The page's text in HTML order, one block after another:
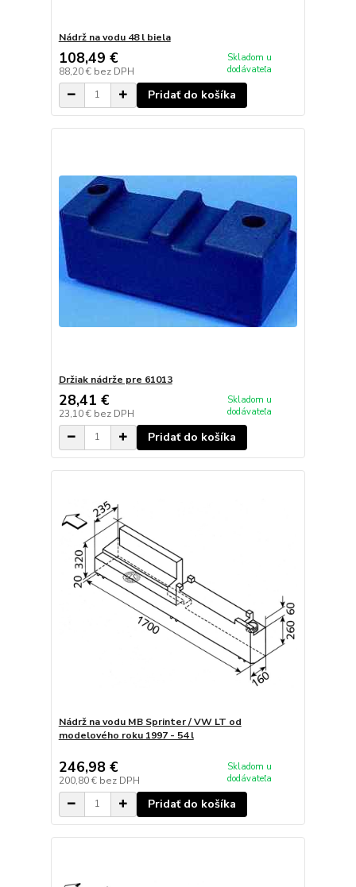
Nádrž na vodu 48 l biela
108,49 €
88,20 € bez DPH
Skladom u
dodávateľa
Pridať do košíka
Držiak nádrže pre 61013
28,41 €
23,10 € bez DPH
Skladom u
dodávateľa
Pridať do košíka
Nádrž na vodu MB Sprinter / VW LT od
modelového roku 1997 - 54 l
246,98 €
200,80 € bez DPH
Skladom u
dodávateľa
Pridať do košíka